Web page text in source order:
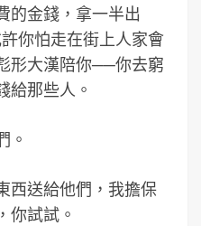
的金錢，拿一半出
你怕走在街上人家會
形大漢陪你──你去窮
給那些人。
。
西送給他們，我擔保
你試試。